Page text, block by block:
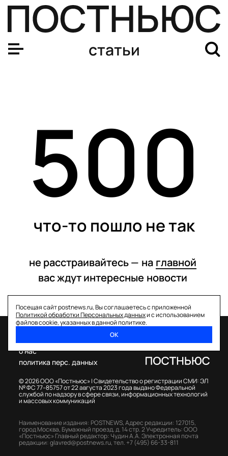
статьи
500
что-то пошло не так
не расстраивайтесь — на главной
вас ждут интересные новости
Посещая сайт postnews.ru, Вы соглашаетесь с приложенной
Политикой обработки Персональных данныхи с использованием
файлов cookie, указанных в данной политике.
ОК
© 2026 ООО «Постньюс» |Свидетельство о регистрации СМИ: ЭЛ
№ ФС 77–85757 от 22 августа 2023 года выдано Федеральной
службой по надзору в сфере связи, информационных технологий
и массовых коммуникаций
о нас
политика перс. данных
Наименование издания: POSTNEWS,Адрес редакции: 127015,
город Москва, Бумажный проезд, д. 14 стр. 2Учредитель: ООО
«Постньюс» Главный редактор: Чудин А.А.Электронная почта
редакции:glavred@postnews.ru,тел. +7 (495) 66-33-811